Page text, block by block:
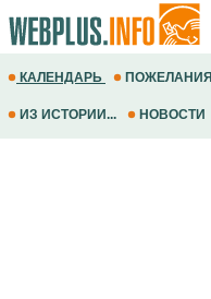
КАЛЕНДАРЬ ПОЖЕЛАНИЯ
ИЗ ИСТОРИИ... НОВОСТИ